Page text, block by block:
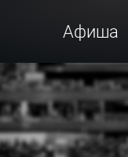
Афиша